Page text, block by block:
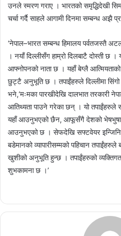
उनले स्मरण गराए । भारतको समृद्धिदेखी
चर्चा गर्दै साहले आगामी दिनमा सम्बन्ध अझै
‘नेपाल–भारत सम्बन्ध हिमालय पर्वतजस्तै
। नयाँ दिल्लीसँग हाम्रो दिलबाटै दोस्ती छ
आफ्नोपनको नाता छ । यहाँ बेग्लै
छुट्टै अनुभूति छ । तपाईंहरुले दिल्लीमा
भने,‘मःमका पारखीदेखि दालभात तरकारी
आतिथ्यता पाउने गरेका छन् । यो तपाईंहरुले
यहाँ आउनुभएको छैन, आफूसँगै देशको भेषभुषा,
आउनुभएको छ । सेफदेखि सफ्टवेयर
बडेमानको व्यापारीसम्मको पहिचान
खुशीको अनुभूति हुन्छ । तपाईंहरुको
शुभकामना छ ।’